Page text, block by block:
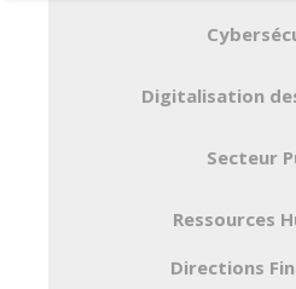
Digitalisation
Secteur
Ressources
Directions